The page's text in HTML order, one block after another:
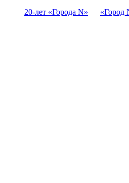
20-лет «Города N» «Город